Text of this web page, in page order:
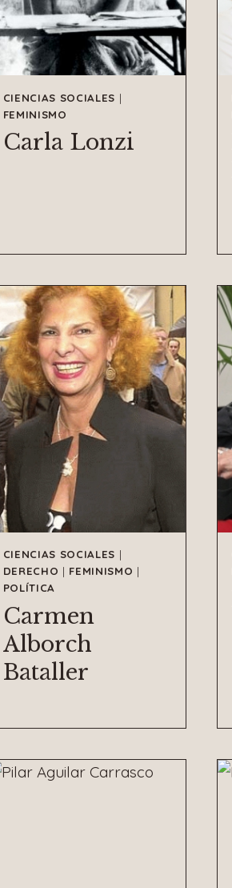
CIENCIAS SOCIALES |
FEMINISMO
Carla Lonzi
CIENCIAS SOCIALES |
DERECHO | FEMINISMO |
POLÍTICA
Carmen
Alborch
Bataller